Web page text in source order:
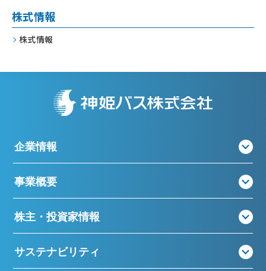
株式情報
株式情報
企業情報
事業概要
株主・投資家情報
サステナビリティ